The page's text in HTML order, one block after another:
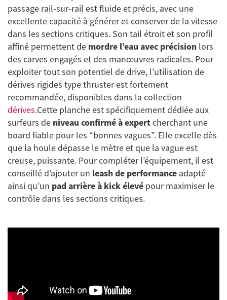
passage rail-sur-rail est fluide et précis, avec une
excellente capacité à générer et conserver de la vitesse
dans les sections critiques. Son tail étroit et son profil
affiné permettent de mordre l’eau avec précision lors
des carves engagés et des manœuvres radicales. Pour
exploiter tout son potentiel de drive, l’utilisation de
dérives rigides type thruster est fortement
recommandée, disponibles dans la collection
dérives.Cette planche est spécifiquement dédiée aux
surfeurs de niveau confirmé à expertcherchant une
board fiable pour les “bonnes vagues”. Elle excelle dès
que la houle dépasse le mètre et que la vague est
creuse, puissante. Pour compléter l’équipement, il est
conseillé d’ajouter un leash de performance adapté
ainsi qu’un pad arrière à kick élevé pour maximiser le
contrôle dans les sections critiques.